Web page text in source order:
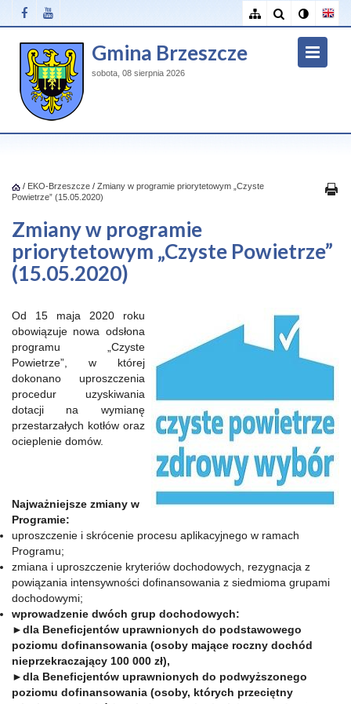
Gmina Brzeszcze
sobota, 08 sierpnia 2026
/ EKO-Brzeszcze / Zmiany w programie priorytetowym „Czyste
Powietrze” (15.05.2020)
Zmiany w programie
priorytetowym „Czyste Powietrze”
(15.05.2020)
Od 15 maja 2020 roku
obowiązuje nowa odsłona
programu „Czyste
Powietrze”, w której
dokonano uproszczenia
procedur uzyskiwania
dotacji na wymianę
przestarzałych kotłów oraz
ocieplenie domów.
Najważniejsze zmiany w
Programie:
uproszczenie i skrócenie procesu aplikacyjnego w ramach
Programu;
zmiana i uproszczenie kryteriów dochodowych, rezygnacja z
powiązania intensywności dofinansowania z siedmioma grupami
dochodowymi;
wprowadzenie dwóch grup dochodowych:
►dla Beneficjentów uprawnionych do podstawowego
poziomu dofinansowania (osoby mające roczny dochód
nieprzekraczający 100 000 zł),
►dla Beneficjentów uprawnionych do podwyższonego
poziomu dofinansowania (osoby, których przeciętny